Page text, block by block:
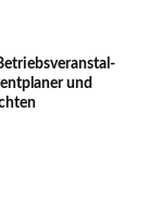
und